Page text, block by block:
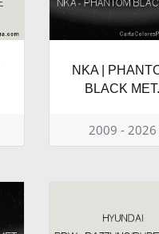
NKA |
BLACK
2009 - 2026